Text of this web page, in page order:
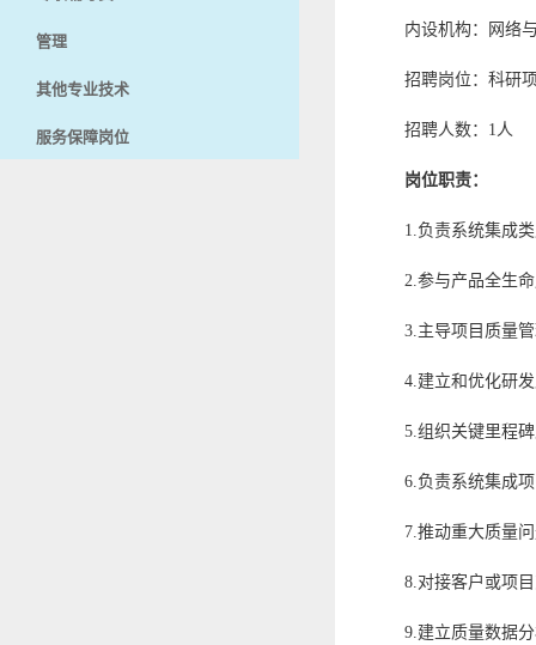
管理
其他专业技术
服务保障岗位
内设机构：网络
招聘岗位：科研
招聘人数：1人
岗位职责：
1.负责系统集成
2.参与产品全生
3.主导项目质量
4.建立和优化研
5.组织关键里程
6.负责系统集成
7.推动重大质量
8.对接客户或项
9.建立质量数据